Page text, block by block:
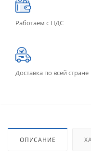
Работаем с НДС
Доставка по всей стране
ОПИСАНИЕ